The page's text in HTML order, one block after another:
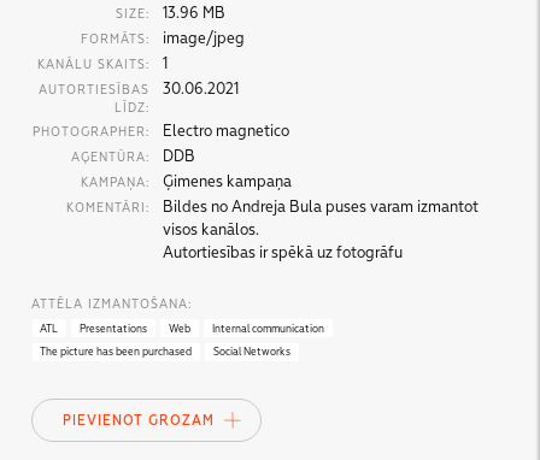
SIZE: 13.96 MB
FORMĀTS: image/jpeg
KANĀLU SKAITS: 1
AUTORTIESĪBAS
LĪDZ:
30.06.2021
PHOTOGRAPHER: Electro magnetico
AĢENTŪRA: DDB
KAMPAŅA: Ģimenes kampaņa
KOMENTĀRI:
Bildes no Andreja Bula puses varam izmantot
visos kanālos.
Autortiesības ir spēkā uz fotogrāfu
ATTĒLA IZMANTOŠANA:
ATL Presentations Web
Internal communication
The picture has been purchased
Social Networks
PIEVIENOT GROZAM